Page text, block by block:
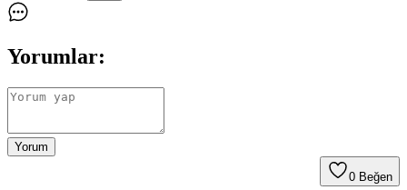
Yorumlar:
Yorum
0 Beğen